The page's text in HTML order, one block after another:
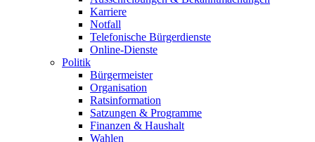
Karriere
Notfall
Telefonische Bürgerdienste
Online-Dienste
Politik
Bürgermeister
Organisation
Ratsinformation
Satzungen & Programme
Finanzen & Haushalt
Wahlen